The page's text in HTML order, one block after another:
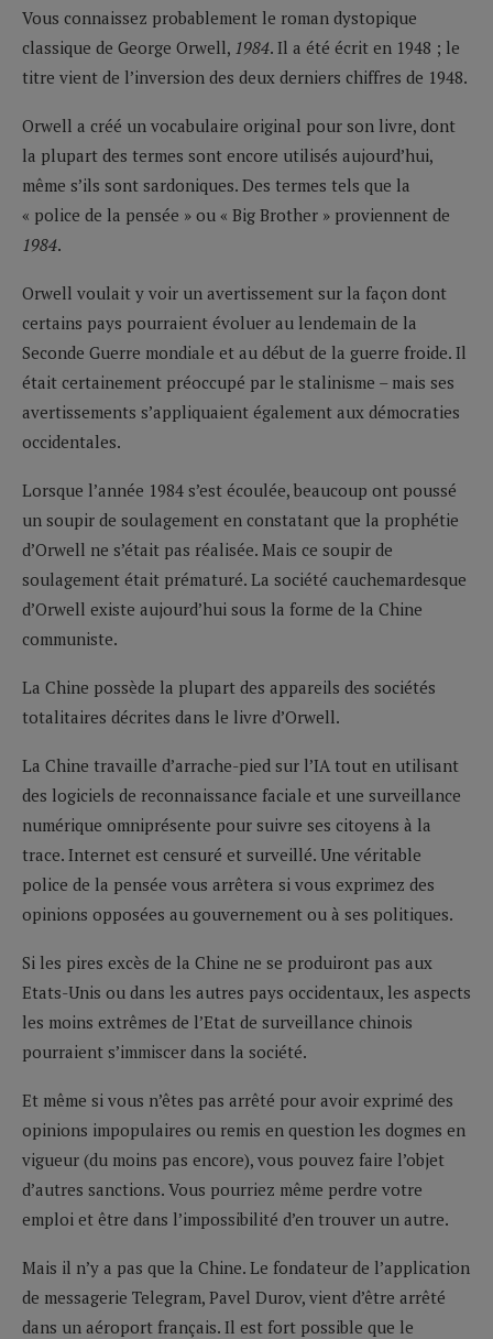
Vous connaissez probablement le roman dystopique
classique de George Orwell, 1984. Il a été écrit en 1948 ; le
titre vient de l’inversion des deux derniers chiffres de 1948.
Orwell a créé un vocabulaire original pour son livre, dont
la plupart des termes sont encore utilisés aujourd’hui,
même s’ils sont sardoniques. Des termes tels que la
« police de la pensée » ou « Big Brother » proviennent de
1984.
Orwell voulait y voir un avertissement sur la façon dont
certains pays pourraient évoluer au lendemain de la
Seconde Guerre mondiale et au début de la guerre froide. Il
était certainement préoccupé par le stalinisme – mais ses
avertissements s’appliquaient également aux démocraties
occidentales.
Lorsque l’année 1984 s’est écoulée, beaucoup ont poussé
un soupir de soulagement en constatant que la prophétie
d’Orwell ne s’était pas réalisée. Mais ce soupir de
soulagement était prématuré. La société cauchemardesque
d’Orwell existe aujourd’hui sous la forme de la Chine
communiste.
La Chine possède la plupart des appareils des sociétés
totalitaires décrites dans le livre d’Orwell.
La Chine travaille d’arrache-pied sur l’IA tout en utilisant
des logiciels de reconnaissance faciale et une surveillance
numérique omniprésente pour suivre ses citoyens à la
trace. Internet est censuré et surveillé. Une véritable
police de la pensée vous arrêtera si vous exprimez des
opinions opposées au gouvernement ou à ses politiques.
Si les pires excès de la Chine ne se produiront pas aux
Etats-Unis ou dans les autres pays occidentaux, les aspects
les moins extrêmes de l’Etat de surveillance chinois
pourraient s’immiscer dans la société.
Et même si vous n’êtes pas arrêté pour avoir exprimé des
opinions impopulaires ou remis en question les dogmes en
vigueur (du moins pas encore), vous pouvez faire l’objet
d’autres sanctions. Vous pourriez même perdre votre
emploi et être dans l’impossibilité d’en trouver un autre.
Mais il n’y a pas que la Chine. Le fondateur de l’application
de messagerie Telegram, Pavel Durov, vient d’être arrêté
dans un aéroport français. Il est fort possible que le